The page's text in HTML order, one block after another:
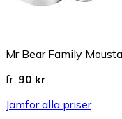
Mr Bear Family
fr. 90 kr
Jämför alla priser